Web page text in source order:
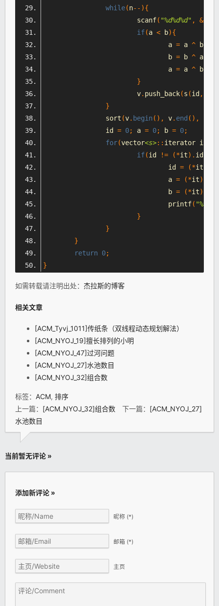
while(n--){
			scanf
( "%d%d%d" , &id
if(a < b){
				a
= a ^ b
				b
= b ^ a
				a
= a ^ b
}
			v
. push_back(s (id ,
}
		sort
(v. begin(), v. end (),
		id
= 0; a = 0; b = 0;
for(vector<s>:: iterator it
if(id != (*it). id
				id
= (*it
				a
= (*it).
				b
= (*it).
				printf
( "%d
}
}
}
return 0;
}
如需转载请注明出处： 杰拉斯的博客
相关文章
[ACM_Tyvj_1011]传纸条（双线程动态规划解法）
[ACM_NYOJ_19]擅长排列的小明
[ACM_NYOJ_47]过河问题
[ACM_NYOJ_27]水池数目
[ACM_NYOJ_32]组合数
标签： ACM, 排序
上一篇： [ACM_NYOJ_32]组合数 下一篇： [ACM_NYOJ_27]
水池数目
当前暂无评论 »
添加新评论 »
昵称 (*)
邮箱 (*)
主页